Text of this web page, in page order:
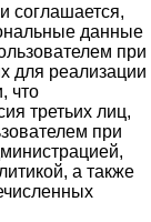
соглашается,
данные
при
для реализации
что
третьих лиц,
при
а также